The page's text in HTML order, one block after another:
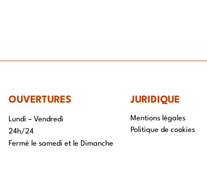
OUVERTURES
Lundi – Vendredi
24h/24
Fermé le samedi et le Dimanche
JURIDIQUE
Mentions légales
Politique de cookies